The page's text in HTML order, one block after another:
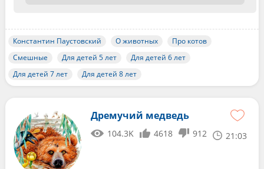
Константин Паустовский О животных
Про котов
Смешные
Для детей 5 лет
Для детей 6 лет
Для детей 7 лет
Для детей 8 лет
Дремучий медведь
104.3K 4618 912 21:03